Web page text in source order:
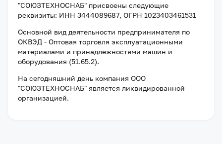
"СОЮЗТЕХНОСНАБ" присвоены следующие
реквизиты: ИНН 3444089687, ОГРН 1023403461531
Основной вид деятельности предпринимателя по
ОКВЭД - Оптовая торговля эксплуатационными
материалами и принадлежностями машин и
оборудования (51.65.2).
На сегодняшний день компания ООО
"СОЮЗТЕХНОСНАБ" является ликвидированной
организацией.